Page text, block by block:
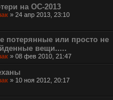
на ОС-2013
» 24 апр 2013, 23:10
потерянные или просто не
вещи.....
» 08 фев 2010, 21:47
» 10 ноя 2012, 20:17